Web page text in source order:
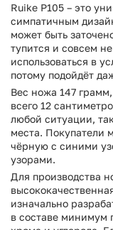
Ruike P105 – это
симпатичным
может быть
тупится и совсем
использоваться в
потому подойдёт
Вес ножа 147
всего 12
любой ситуации,
места. Покупатели
чёрную с синими
узорами.
Для производства
изначально
в составе минимум